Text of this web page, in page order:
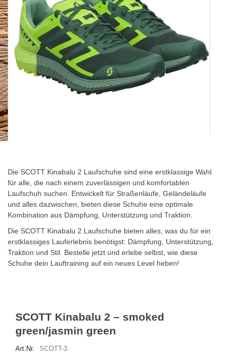
SCOTT Kinabalu 2 – smoked
green/jasmin green
Art.Nr. SCOTT-3
springen
Die SCOTT Kinabalu 2 Laufschuhe sind eine erstklassige Wahl
für alle, die nach einem zuverlässigen und komfortablen
Laufschuh suchen. Entwickelt für Straßenläufe, Geländeläufe
und alles dazwischen, bieten diese Schuhe eine optimale
Kombination aus Dämpfung, Unterstützung und Traktion.
Die SCOTT Kinabalu 2 Laufschuhe bieten alles, was du für ein
erstklassiges Lauferlebnis benötigst: Dämpfung, Unterstützung,
Traktion und Stil. Bestelle jetzt und erlebe selbst, wie diese
Schuhe dein Lauftraining auf ein neues Level heben!